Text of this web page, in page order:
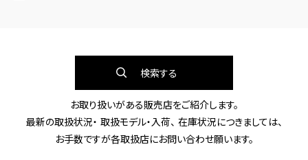
検索する
お取り扱いがある販売店をご紹介します。
最新の取扱状況・ 取扱モデル・入荷、 在庫状況につきましては、
お手数ですが各取扱店にお問い合わせ願います。